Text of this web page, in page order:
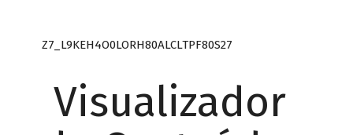
Z7_L9KEH4O0LORH80ALCLTPF80S27
Visualizador